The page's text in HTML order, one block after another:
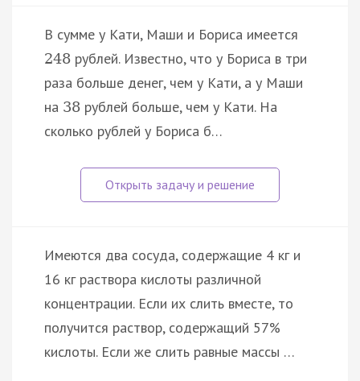
В сумме у Кати, Маши и Бориса имеется
248 рублей. Известно, что у Бориса в три
раза больше денег, чем у Кати, а у Маши
на 38 рублей больше, чем у Кати. На
сколько рублей у Бориса б…
Имеются два сосуда, содержащие 4 кг и
16 кг раствора кислоты различной
концентрации. Если их слить вместе, то
получится раствор, содержащий 57%
кислоты. Если же слить равные массы …